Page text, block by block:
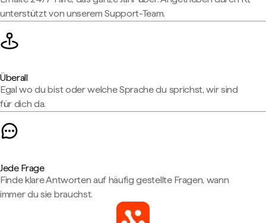
unterstützt von unserem Support-Team.
Überall
Egal wo du bist oder welche Sprache du sprichst, wir sind
für dich da.
Jede Frage
Finde klare Antworten auf häufig gestellte Fragen, wann
immer du sie brauchst.